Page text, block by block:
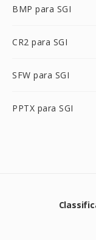
BMP para SGI
CR2 para SGI
SFW para SGI
PPTX para SGI